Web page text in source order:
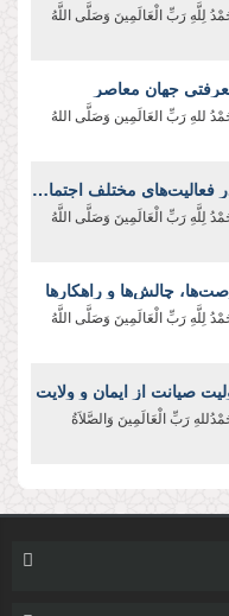
لِلَّهِ رَبِّ الْعَالَمِينَ وَصَلَّى اللَّهُ
جهان معاصر
للهِ رَبِّ العَالَمِین وَصَلَّی اللهُ
معیار تشخیص اولویت در فعالیت‌های مختلف اجتماعی
لِلَّهِ رَبِّ الْعَالَمِينَ وَصَلَّى اللَّهُ
چالش‌ها و راهکارها
لِلَّهِ رَبِّ الْعَالَمِينَ وَصَلَّى اللَّهُ
صیانت از ایمان و ولایت
رَبِّ الْعَالَمِینَ وَالصَّلاَةُ